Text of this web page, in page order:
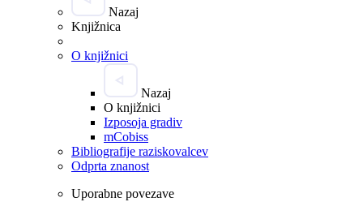
Nazaj
Knjižnica
O knjižnici
Nazaj
O knjižnici
Izposoja gradiv
mCobiss
Bibliografije raziskovalcev
Odprta znanost
Uporabne povezave